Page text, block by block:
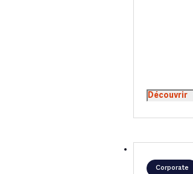
Découvrir
Corporate